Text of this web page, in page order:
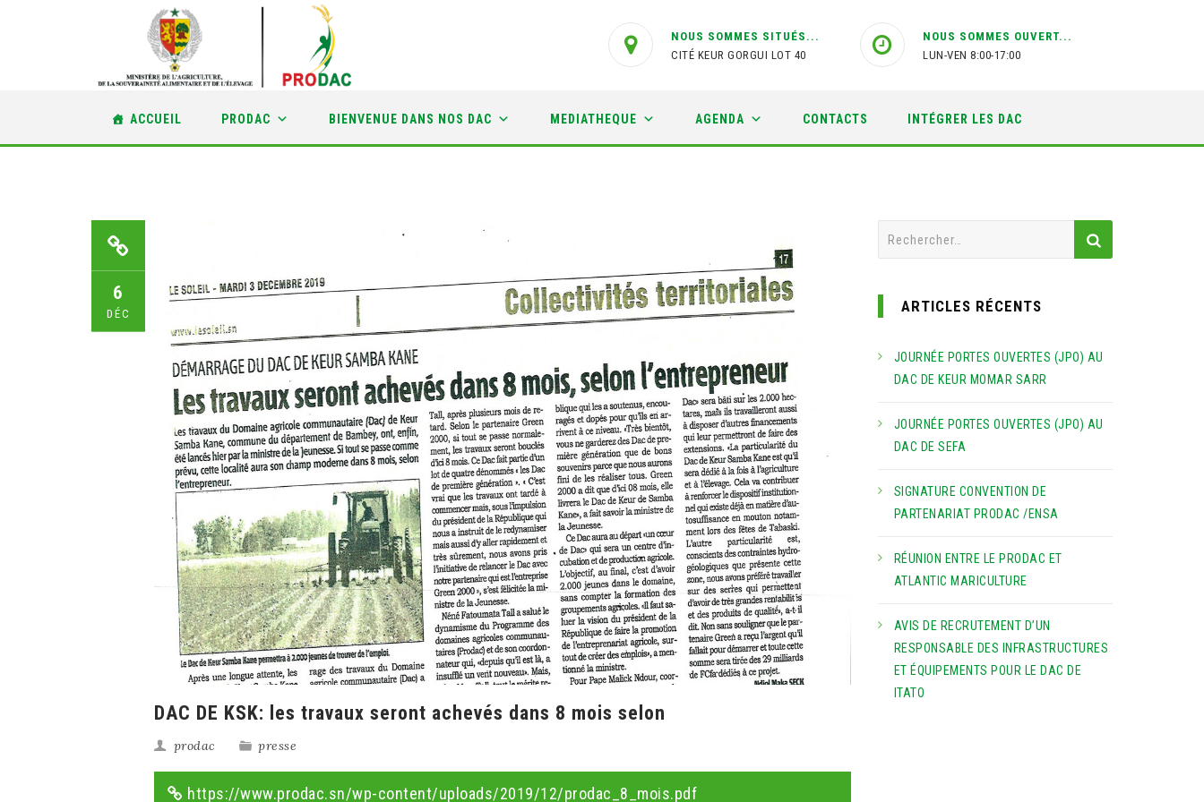
NOUS SOMMES SITUÉS...
CITÉ KEUR GORGUI LOT 40
NOUS SOMMES OUVERT...
LUN-VEN 8:00-17:00
content
ACCUEIL PRODAC BIENVENUE DANS NOS DAC MEDIATHEQUE AGENDA CONTACTS INTÉGRER LES DAC
6
DÉC
DAC DE KSK: les travaux seront achevés dans 8 mois selon
prodac presse
https://www.prodac.sn/wp-content/uploads/2019/12/prodac_8_mois.pdf
ARTICLES RÉCENTS
JOURNÉE PORTES OUVERTES (JPO) AU
DAC DE KEUR MOMAR SARR
JOURNÉE PORTES OUVERTES (JPO) AU
DAC DE SEFA
SIGNATURE CONVENTION DE
PARTENARIAT PRODAC /ENSA
RÉUNION ENTRE LE PRODAC ET
ATLANTIC MARICULTURE
AVIS DE RECRUTEMENT D’UN
RESPONSABLE DES INFRASTRUCTURES
ET ÉQUIPEMENTS POUR LE DAC DE
ITATO